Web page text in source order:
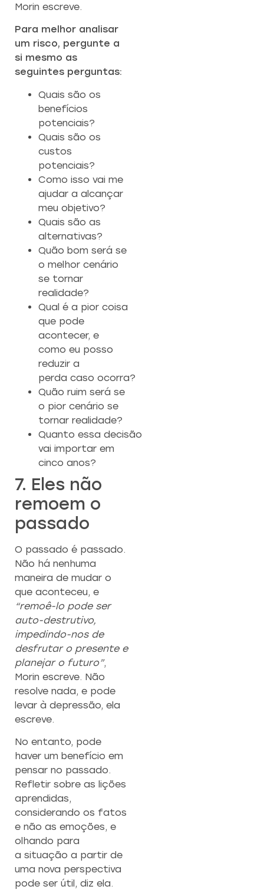
Morin escreve.
Para melhor analisar
um risco, pergunte a
si mesmo as
seguintes perguntas:
Quais são os
benefícios
potenciais?
Quais são os
custos
potenciais?
Como isso vai me
ajudar a alcançar
meu objetivo?
Quais são as
alternativas?
Quão bom será se
o melhor cenário
se tornar
realidade?
Qual é a pior coisa
que pode
acontecer, e
como eu posso
reduzir a
perda caso ocorra?
Quão ruim será se
o pior cenário se
tornar realidade?
Quanto essa decisão
vai importar em
cinco anos?
7. Eles não
remoem o
passado
O passado é passado.
Não há nenhuma
maneira de mudar o
que aconteceu, e
“remoê-lo pode ser
auto-destrutivo,
impedindo-nos de
desfrutar o presente e
planejar o futuro”,
Morin escreve. Não
resolve nada, e pode
levar à depressão, ela
escreve.
No entanto, pode
haver um benefício em
pensar no passado.
Refletir sobre as lições
aprendidas,
considerando os fatos
e não as emoções, e
olhando para
a situação a partir de
uma nova perspectiva
pode ser útil, diz ela.